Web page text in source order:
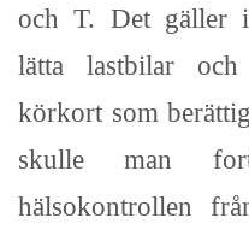
och T. Det gäller i
lätta lastbilar
körkort som
skulle man
hälsokontrollen